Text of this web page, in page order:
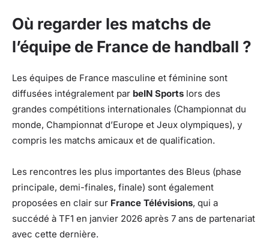
Où regarder les matchs de
l’équipe de France de handball ?
Les équipes de France masculine et féminine sont
diffusées intégralement par beIN Sports lors des
grandes compétitions internationales (Championnat du
monde, Championnat d’Europe et Jeux olympiques), y
compris les matchs amicaux et de qualification.
Les rencontres les plus importantes des Bleus (phase
principale, demi-finales, finale) sont également
proposées en clair sur France Télévisions, qui a
succédé à TF1 en janvier 2026 après 7 ans de partenariat
avec cette dernière.